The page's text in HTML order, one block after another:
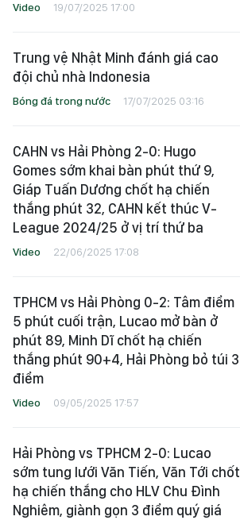
Video 19/07/2025 17:00
Trung vệ Nhật Minh đánh giá cao
đội chủ nhà Indonesia
Bóng đá trong nước 17/07/2025 03:16
CAHN vs Hải Phòng 2-0: Hugo
Gomes sớm khai bàn phút thứ 9,
Giáp Tuấn Dương chốt hạ chiến
thắng phút 32, CAHN kết thúc V-
League 2024/25 ở vị trí thứ ba
Video 22/06/2025 17:08
TPHCM vs Hải Phòng 0-2: Tâm điểm
5 phút cuối trận, Lucao mở bàn ở
phút 89, Minh Dĩ chốt hạ chiến
thắng phút 90+4, Hải Phòng bỏ túi 3
điểm
Video 09/05/2025 17:57
Hải Phòng vs TPHCM 2-0: Lucao
sớm tung lưới Văn Tiến, Văn Tới chốt
hạ chiến thắng cho HLV Chu Đình
Nghiêm, giành gọn 3 điểm quý giá